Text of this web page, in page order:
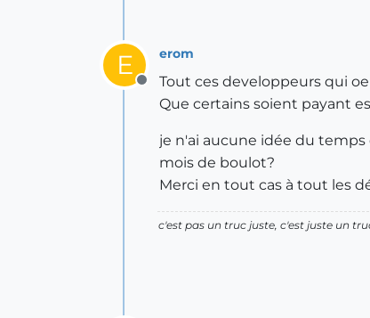
E
Offline
erom
Tout ces developpeurs qui
Que certains soient payant
je n'ai aucune idée du
mois de boulot?
Merci en tout cas à tout les
c'est pas un truc juste, c'est juste un